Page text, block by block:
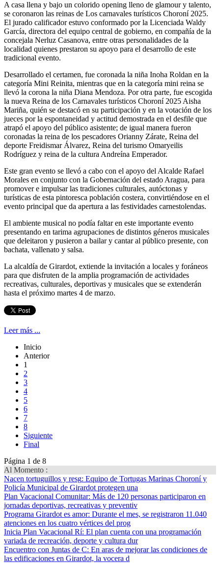
A casa llena y bajo un colorido opening lleno de glamour y talento,
se coronaron las reinas de Los carnavales turísticos Choroní 2025.
El jurado calificador estuvo conformado por la Licenciada Waldy
García, directora del equipo central de gobierno, en compañía de la
concejala Nerluz Casanova, entre otras personalidades de la
localidad quienes prestaron su apoyo para el desarrollo de este
tradicional evento.
Desarrollado el certamen, fue coronada la niña Inoha Roldan en la
categoría Mini Reinita, mientras que en la categoría mini reina se
llevó la corona la niña Diana Mendoza. Por otra parte, fue escogida
la nueva Reina de los Carnavales turísticos Choroní 2025 Aisha
Mariña, quién se destacó en su participación y en la votación de los
jueces por la espontaneidad y actitud demostrada en el desfile que
atrapó el apoyo del público asistente; de igual manera fueron
coronadas la reina de los pescadores Orianny Zárate, Reina del
deporte Freidismar Álvarez, Reina del turismo Omaryeilis
Rodríguez y reina de la cultura Andreína Emperador.
Este gran evento se llevó a cabo con el apoyo del Alcalde Rafael
Morales en conjunto con la Gobernación del estado Aragua, para
promover e impulsar las tradiciones culturales, autóctonas y
turísticas de esta pintoresca población costera, convirtiéndose en el
evento principal que da apertura a las festividades carnestolendas.
El ambiente musical no podía faltar en este importante evento
presentando en tarima agrupaciones de distintos géneros musicales
que deleitaron y pusieron a bailar y cantar al público presente, con
bachata, vallenato y salsa.
La alcaldía de Girardot, extiende la invitación a locales y foráneos
para que disfruten de la amplia programación de actividades
recreativas, culturales, deportivas y musicales que se extenderán
hasta el próximo martes 4 de marzo.
Leer más ...
Inicio
Anterior
1
2
3
4
5
6
7
8
Siguiente
Final
Página 1 de 8
Al Momento :
Nacen tortuguillos y resg: Equipo de Tortugas Marinas Choroní y
Policía Municipal de Girardot protegen una
Plan Vacacional Comunitar: Más de 120 personas participaron en
jornadas deportivas, recreativas y preventiv
Programa Girardot es amor: Durante el mes, se registraron 11.040
atenciones en los cuatro vértices del prog
Inicia Plan Vacacional Rí: El plan cuenta con una programación
variada de recreación, deporte y cultura dur
Encuentro con Juntas de C: En aras de mejorar las condiciones de
las edificaciones en Girardot, la vocera d